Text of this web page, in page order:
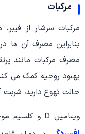
مرکبات
مرکبات سرشار از
بنابراین مصرف آن ها
مصرف مرکبات مانند
بهبود روحیه کمک می
حالت تهوع دارید، شربت
ویتامین D و کلسیم موجود در پرتقال باعث کاهش استرس و